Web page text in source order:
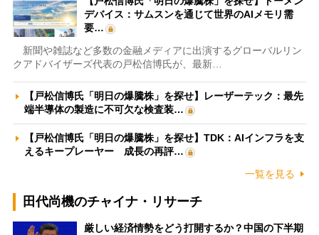
デバイス：サムスンを通じて世界のAIメモリ需
要…
新聞や雑誌など多数の金融メディアに出演するグローバルリン
クアドバイザーズ代表の戸松信博氏が、最新…
【戸松信博氏「明日の爆騰株」を探せ】レーザーテック：最先
端半導体の製造に不可欠な検査装…
【戸松信博氏「明日の爆騰株」を探せ】TDK：AIインフラを支
えるキープレーヤー 成長の再評…
一覧を見る
田代尚機のチャイナ・リサーチ
厳しい経済情勢をどう打開するか？中国の下半期